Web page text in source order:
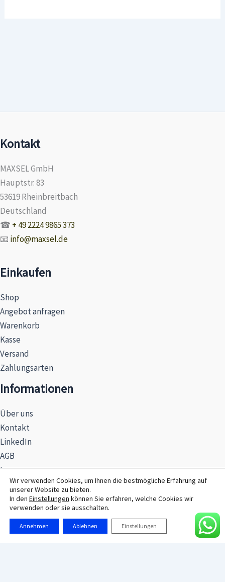
Kontakt
MAXSEL GmbH
Hauptstr. 83
53619 Rheinbreitbach
Deutschland
☎ + 49 2224 9865 373
📧 info@maxsel.de
Einkaufen
Shop
Angebot anfragen
Warenkorb
Kasse
Versand
Zahlungsarten
Informationen
Über uns
Kontakt
LinkedIn
AGB
Impressum
Datenschutzerklärung
Hinweise zur Batterieentsorgung
Wir verwenden Cookies, um Ihnen die bestmögliche Erfahrung auf
unserer Website zu bieten.
In den Einstellungen können Sie erfahren, welche Cookies wir
verwenden oder sie ausschalten.
Annehmen Ablehnen Einstellungen